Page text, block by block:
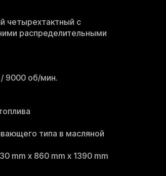
четырехтактный с
распределительными
9000 об/мин.
типа в масляной
mm х 860 mm х 1390 mm